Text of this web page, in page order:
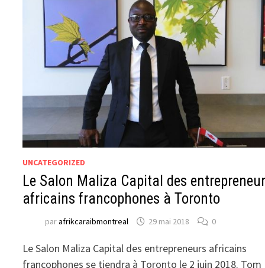
UNCATEGORIZED
Le Salon Maliza Capital des
africains francophones à Toronto
parafrikcaraibmontreal 29 mai 2018 0
Le Salon Maliza Capital des entrepreneurs africains
francophones se tiendra à Toronto le 2 juin 2018. Tom